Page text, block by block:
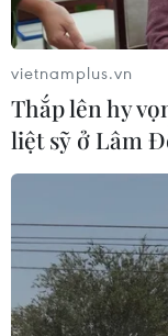
Lan
Nhận định Việt
Chờ kỳ tích
02/08/2026 14:04
HLV Kim Sang
đặt mục tiêu
vietnamplus.vn
Thắp lên hy
liệt sỹ ở Lâm